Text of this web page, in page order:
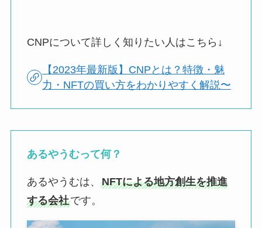
CNPについて詳しく知りたい人はこちら↓
【2023年最新版】CNPとは？特徴・魅
力・NFTの買い方をわかりやすく解説〜
あるやうむって何？
あるやうむは、 NFTによる地方創生を推進
する会社です。